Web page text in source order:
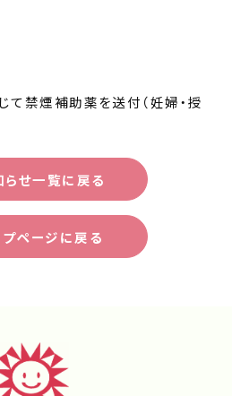
て禁煙補助薬を送付（妊婦・授
らせ一覧に戻る
プページに戻る